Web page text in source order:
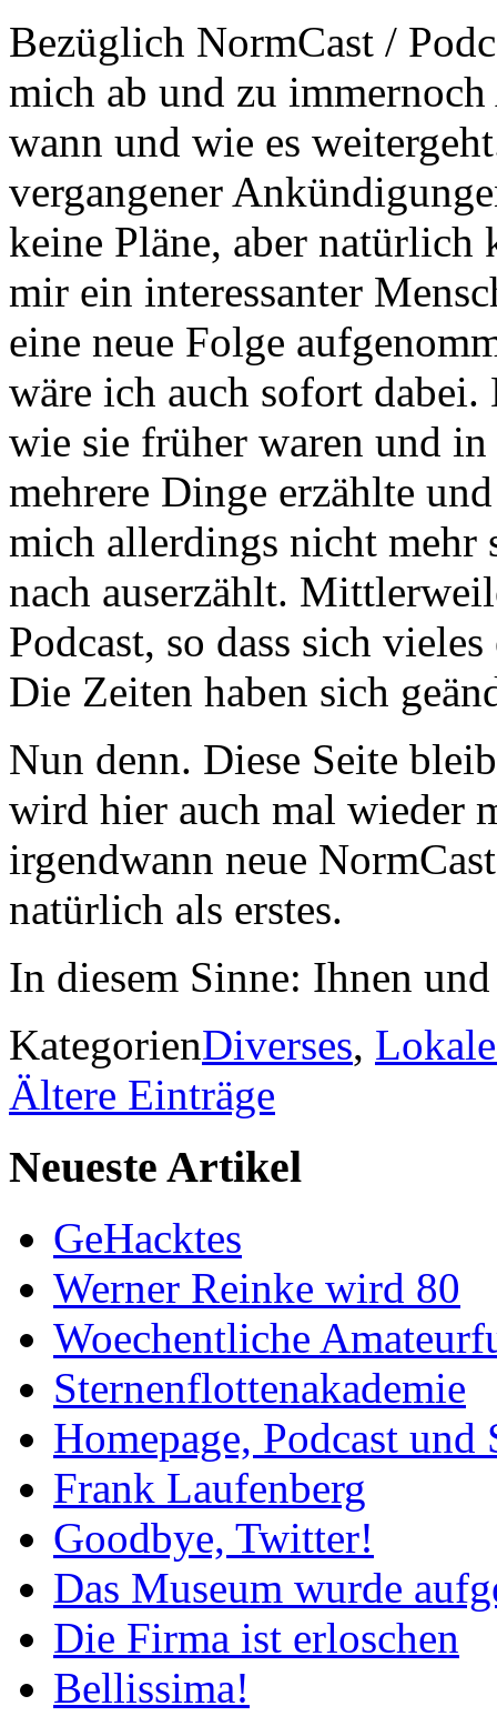
Bezüglich NormCast /
mich ab und zu
wann und wie es
vergangener
keine Pläne, aber natürlich
mir ein interessanter
eine neue Folge
wäre ich auch sofort
wie sie früher waren und
mehrere Dinge erzählte
mich allerdings nicht mehr
nach auserzählt.
Podcast, so dass sich
Die Zeiten haben sich
Nun denn. Diese Seite
wird hier auch mal wieder
irgendwann neue
natürlich als erstes.
In diesem Sinne: Ihnen
KategorienDiverses,
Ältere Einträge
Neueste Artikel
GeHacktes
Werner Reinke wird 80
Woechentliche
Sternenflottenakademie
Homepage, Podcast
Frank Laufenberg
Goodbye, Twitter!
Das Museum wurde
Die Firma ist erloschen
Bellissima!